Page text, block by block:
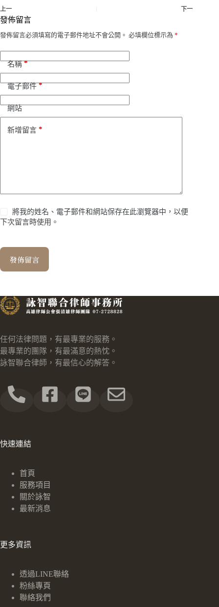
上一 下一
發佈留言
發佈留言必須填寫的電子郵件地址不會公開。 必填欄位標示為 *
名稱*
電子郵件*
網站
新增留言 *
將我的姓名、電子郵件和網站保存在此瀏覽器中，以便
下次留言時使用。
發佈留言
任何法律問題，有最專業的服務。
最專業的團隊，有最滿意的熱忱。
詠智聯合律師，有最信心的解答。
快速連結
首頁
服務項目
關於詠智
最新消息
更多資訊
透過LINE聯絡
粉絲專頁
聯絡我們